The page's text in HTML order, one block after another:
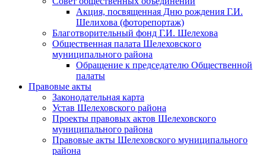
Акция, посвященная Дню рождения Г.И.
Шелихова (фоторепортаж)
Благотворительный фонд Г.И. Шелехова
Общественная палата Шелеховского
муниципального района
Обращение к председателю Общественной
палаты
Правовые акты
Законодательная карта
Устав Шелеховского района
Проекты правовых актов Шелеховского
муниципального района
Правовые акты Шелеховского муниципального
района